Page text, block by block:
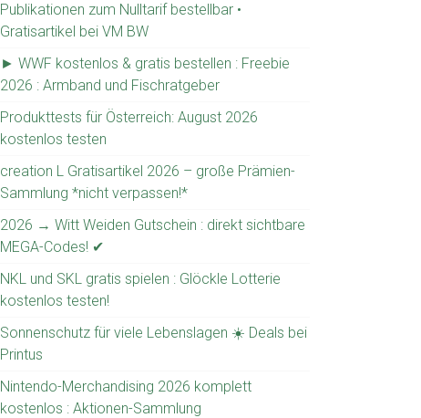
Publikationen zum Nulltarif bestellbar •
Gratisartikel bei VM BW
► WWF kostenlos & gratis bestellen : Freebie
2026 : Armband und Fischratgeber
Produkttests für Österreich: August 2026
kostenlos testen
creation L Gratisartikel 2026 – große Prämien-
Sammlung *nicht verpassen!*
2026 → Witt Weiden Gutschein : direkt sichtbare
MEGA-Codes! ✔
NKL und SKL gratis spielen : Glöckle Lotterie
kostenlos testen!
Sonnenschutz für viele Lebenslagen ☀️ Deals bei
Printus
Nintendo-Merchandising 2026 komplett
kostenlos : Aktionen-Sammlung